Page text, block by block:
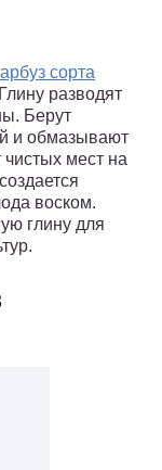
арбуз сорта
разводят
Берут
и обмазывают
мест на
воском.
глину для